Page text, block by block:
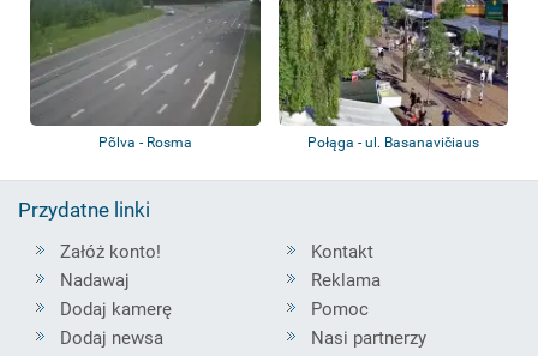
Põlva - Rosma Połąga - ul. Basanavičiaus
Przydatne linki
Załóż konto!
Nadawaj
Dodaj kamerę
Dodaj newsa
Kontakt
Reklama
Pomoc
Nasi partnerzy